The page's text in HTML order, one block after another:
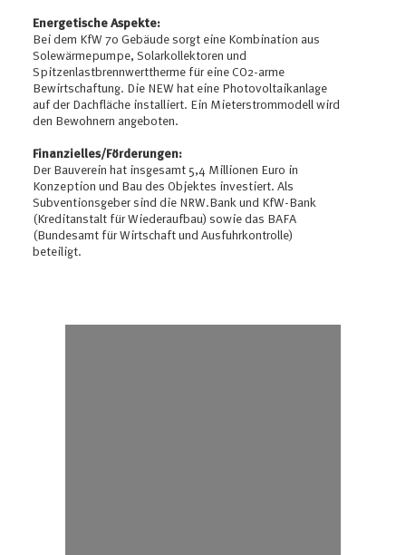
Energetische Aspekte:
Bei dem KfW 70 Gebäude sorgt eine Kombination aus
Solewärmepumpe, Solarkollektoren und
Spitzenlastbrennwerttherme für eine CO2-arme
Bewirtschaftung. Die NEW hat eine Photovoltaikanlage
auf der Dachfläche installiert. Ein Mieterstrommodell wird
den Bewohnern angeboten.
Finanzielles/Förderungen:
Der Bauverein hat insgesamt 5,4 Millionen Euro in
Konzeption und Bau des Objektes investiert. Als
Subventionsgeber sind die NRW.Bank und KfW-Bank
(Kreditanstalt für Wiederaufbau) sowie das BAFA
(Bundesamt für Wirtschaft und Ausfuhrkontrolle)
beteiligt.